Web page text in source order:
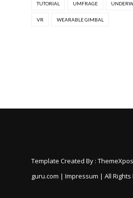
TUTORIAL UMFRAGE
VR WEARABLE GIMBAL
Template Created By :
guru.com | Impressum | All